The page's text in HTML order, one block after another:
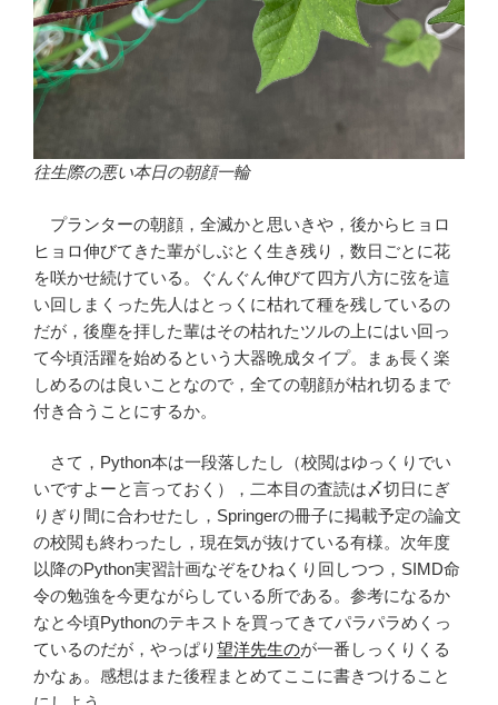
往生際の悪い本日の朝顔一輪
プランターの朝顔，全滅かと思いきや，後からヒョロ
ヒョロ伸びてきた輩がしぶとく生き残り，数日ごとに花
を咲かせ続けている。ぐんぐん伸びて四方八方に弦を這
い回しまくった先人はとっくに枯れて種を残しているの
だが，後塵を拝した輩はその枯れたツルの上にはい回っ
て今頃活躍を始めるという大器晩成タイプ。まぁ長く楽
しめるのは良いことなので，全ての朝顔が枯れ切るまで
付き合うことにするか。
さて，Python本は一段落したし（校閲はゆっくりでい
いですよーと言っておく），二本目の査読は〆切日にぎ
りぎり間に合わせたし，Springerの冊子に掲載予定の論文
の校閲も終わったし，現在気が抜けている有様。次年度
以降のPython実習計画なぞをひねくり回しつつ，SIMD命
令の勉強を今更ながらしている所である。参考になるか
なと今頃Pythonのテキストを買ってきてパラパラめくっ
ているのだが，やっぱり望洋先生のが一番しっくりくる
かなぁ。感想はまた後程まとめてここに書きつけること